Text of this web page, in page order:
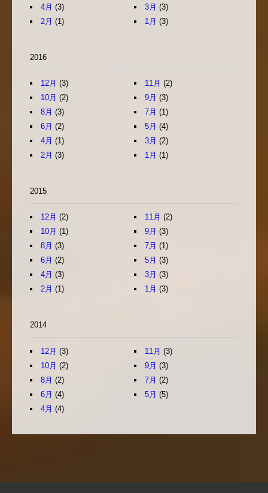
4月 (3) 3月 (3)
2月 (1) 1月 (3)
2016
12月 (3) 11月 (2)
10月 (2) 9月 (3)
8月 (3) 7月 (1)
6月 (2) 5月 (4)
4月 (1) 3月 (2)
2月 (3) 1月 (1)
2015
12月 (2) 11月 (2)
10月 (1) 9月 (3)
8月 (3) 7月 (1)
6月 (2) 5月 (3)
4月 (3) 3月 (3)
2月 (1) 1月 (3)
2014
12月 (3) 11月 (3)
10月 (2) 9月 (3)
8月 (2) 7月 (2)
6月 (4) 5月 (5)
4月 (4)